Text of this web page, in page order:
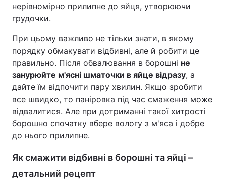
нерівномірно прилипне до яйця, утворюючи
грудочки.
При цьому важливо не тільки знати, в якому
порядку обмакувати відбивні, але й робити це
правильно. Після обвалювання в борошні не
занурюйте м'ясні шматочки в яйце відразу, а
дайте їм відпочити пару хвилин. Якщо зробити
все швидко, то паніровка під час смаження може
відвалитися. Але при дотриманні такої хитрості
борошно спочатку вбере вологу з м'яса і добре
до нього прилипне.
Як смажити відбивні в борошні та яйці –
детальний рецепт